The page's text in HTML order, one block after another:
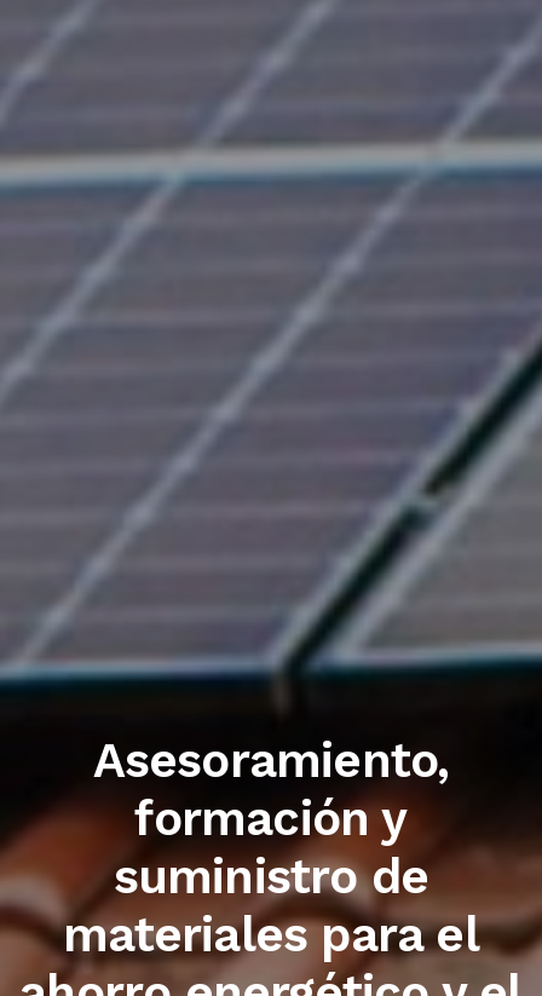
Trabajamos con las
primeras marcas del
sector